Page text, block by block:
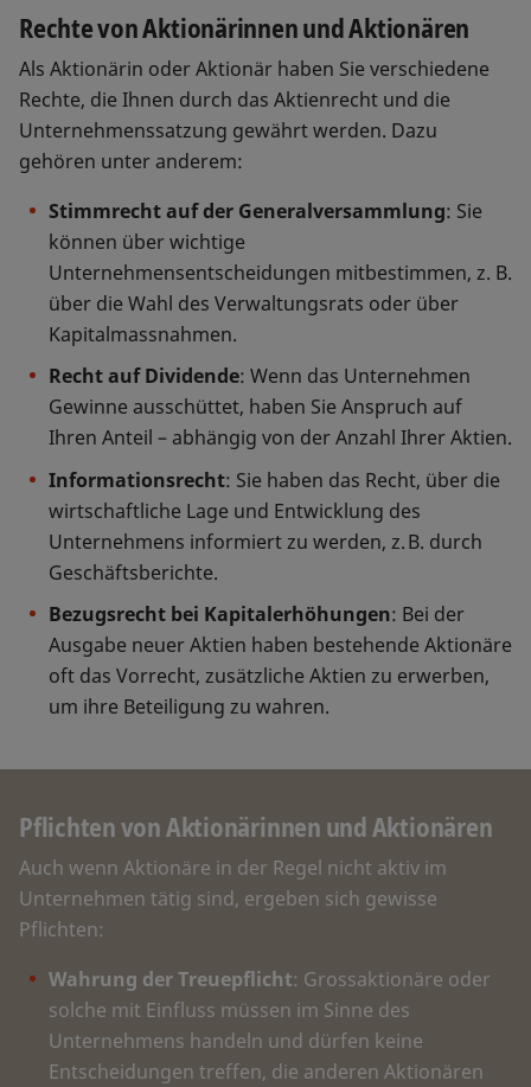
Rechte von Aktionärinnen und Aktionären
Als Aktionärin oder Aktionär haben Sie verschiedene
Rechte, die Ihnen durch das Aktienrecht und die
Unternehmenssatzung gewährt werden. Dazu
gehören unter anderem:
Stimmrecht auf der Generalversammlung: Sie
können über wichtige
Unternehmensentscheidungen mitbestimmen, z. B.
über die Wahl des Verwaltungsrats oder über
Kapitalmassnahmen.
Recht auf Dividende: Wenn das Unternehmen
Gewinne ausschüttet, haben Sie Anspruch auf
Ihren Anteil – abhängig von der Anzahl Ihrer Aktien.
Informationsrecht: Sie haben das Recht, über die
wirtschaftliche Lage und Entwicklung des
Unternehmens informiert zu werden, z. B. durch
Geschäftsberichte.
Bezugsrecht bei Kapitalerhöhungen: Bei der
Ausgabe neuer Aktien haben bestehende Aktionäre
oft das Vorrecht, zusätzliche Aktien zu erwerben,
um ihre Beteiligung zu wahren.
Pflichten von Aktionärinnen und Aktionären
Auch wenn Aktionäre in der Regel nicht aktiv im
Unternehmen tätig sind, ergeben sich gewisse
Pflichten:
Wahrung der Treuepflicht: Grossaktionäre oder
solche mit Einfluss müssen im Sinne des
Unternehmens handeln und dürfen keine
Entscheidungen treffen, die anderen Aktionären